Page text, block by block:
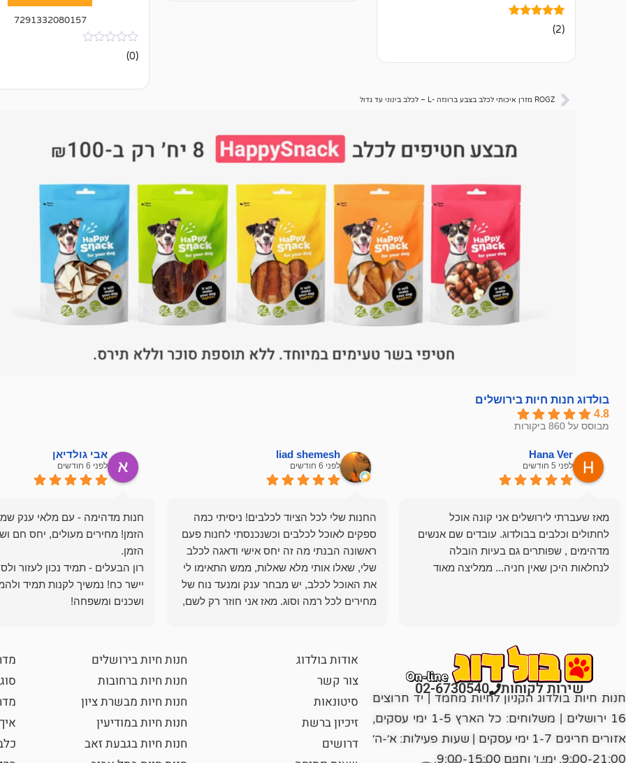
מדורגים
5.00
2(2)
7291332080157
אין
ביקורות
(0)
ROGZ מזרן איכותי לכלב בצבע ברונזה -L – לכלב בינוני עד גדול
בולדוג חנות חיות בירושלים
4.8
מבוסס על 860 ביקורות
Hana Ver
לפני 5 חודשים
מאז שעברתי לירושלים אני קונה אוכל
לחתולים וכלבים בבולדוג. עובדים שם אנשים
מדהימים , שפותרים גם בעיות הובלה
לנחלאות היכן שאין חניה... ממליצה מאוד
liad shemesh
לפני 6 חודשים
החנות שלי לכל הציוד לכלבים! ניסיתי כמה
ספקים לאוכל לכלבים וכשנכנסתי לחנות פעם
ראשונה הבנתי מה זה יחס אישי ודאגה לכלב
שלי, שאלו אותי מלא שאלות, ממש התאימו לי
את האוכל לכלב, יש מבחר ענק ומנעד נוח של
מחירים לכל רמה וסוג. מאז אני חוזר רק לשם,
אבי גולדיאן
לפני 6 חודשים
חנות מדהימה - עם מלאי ענק
הזמן! מחירים מעולים, יחס חם
רון הבעלים - תמיד נכון לעזור
יישר כח! נמשיך לקנות תמיד
ושכנים ומשפחה!
שירות לקוחות 02-6730540
חנות חיות בולדוג הקניון לחיות מחמד | יד חרוצים
16 ירושלים | משלוחים: כל הארץ 1-5 ימי עסקים,
אזורים חריגים 1-7 ימי עסקים | שעות פעילות: א׳-ה׳
9:00-21:00, ימי ו׳ וחגים 9:00-15:00.
אודות בולדוג
צור קשר
סיטונאות
זיכיון ברשת
דרושים
חנות חיות בירושלים
חנות חיות ברחובות
חנות חיות מבשרת ציון
חנות חיות במודיעין
חנות חיות בגבעת זאב